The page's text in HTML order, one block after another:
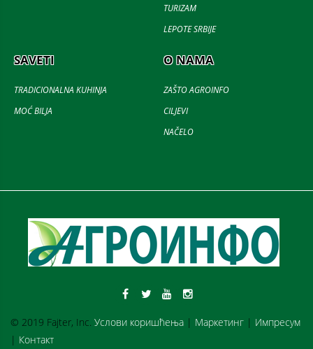
TURIZAM
LEPOTE SRBIJE
SAVETI
TRADICIONALNA KUHINJA
MOĆ BILJA
O NAMA
ZAŠTO AGROINFO
CILJEVI
NAČELO
© 2019 Fajter, Inc. Услови коришћења | Маркетинг | Импресум
| Контакт